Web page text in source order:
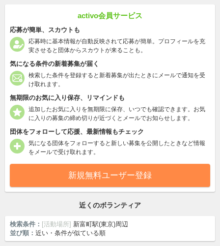
activo会員サービス
応募が簡単、スカウトも
応募時に基本情報が自動反映されて応募が簡単。プロフィールを充
実させると団体からスカウトが来ることも。
気になる条件の新着募集が届く
検索した条件を登録すると新着募集が出たときにメールで通知を受
け取れます。
無期限のお気に入り保存、リマインドも
追加したお気に入りを無期限に保存、いつでも確認できます。お気
に入りの募集の締め切りが近づくとメールでお知らせします。
団体をフォローして応援、最新情報もチェック
気になる団体をフォローすると新しい募集を公開したときなど情報
をメールで受け取れます。
新規無料ユーザー登録
近くのボランティア
検索条件： [活動場所] 新富町駅(東京)周辺
並び順： 近い・条件が似ている順